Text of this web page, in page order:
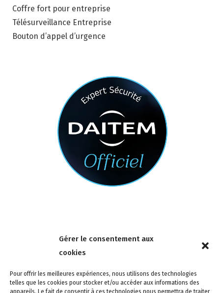
Gérer le consentement aux
cookies
Pour offrir les meilleures expériences, nous utilisons des technologies
telles que les cookies pour stocker et/ou accéder aux informations des
appareils. Le fait de consentir à ces technologies nous permettra de traiter
Coffre fort pour entreprise
Télésurveillance Entreprise
Bouton d’appel d’urgence
4 rue de la Tour 85150 Les Achards